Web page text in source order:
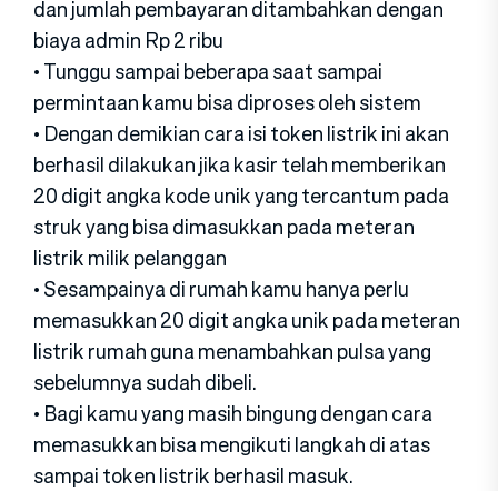
dan jumlah pembayaran ditambahkan dengan
biaya admin Rp 2 ribu
• Tunggu sampai beberapa saat sampai
permintaan kamu bisa diproses oleh sistem
• Dengan demikian cara isi token listrik ini akan
berhasil dilakukan jika kasir telah memberikan
20 digit angka kode unik yang tercantum pada
struk yang bisa dimasukkan pada meteran
listrik milik pelanggan
• Sesampainya di rumah kamu hanya perlu
memasukkan 20 digit angka unik pada meteran
listrik rumah guna menambahkan pulsa yang
sebelumnya sudah dibeli.
• Bagi kamu yang masih bingung dengan cara
memasukkan bisa mengikuti langkah di atas
sampai token listrik berhasil masuk.